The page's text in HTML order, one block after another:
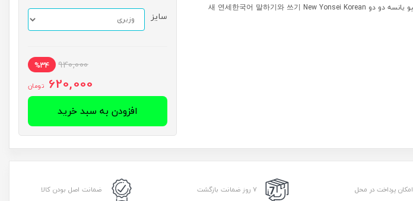
کتاب کره ای مکالمه و نوشتن کره ای نیو یانسه دو دو 새 연세한국어 말하기와 쓰기 New Yonsei Korean
سایز
940,000
%34
620,000 تومان
افزودن به سبد خرید
امکان پرداخت در محل ۷ روز ضمانت بازگشت ضمانت اصل بودن کالا